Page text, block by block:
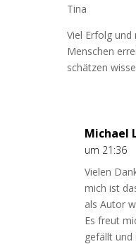
Tina
Viel Erfolg
Menschen
schätzen
Michael
um 21:36
Vielen
mich ist
als Autor
Es freut
gefällt und